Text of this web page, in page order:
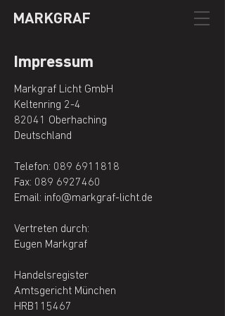
MARKGRAF
Impressum
Markgraf Licht GmbH
Keltenring 2-4
82041 Oberhaching
Deutschland
Telefon: 089 6911818
Fax: 089 6927460
Email: info@markgraf-licht.de
Vertreten durch:
Eugen Markgraf
Handelsregister
Amtsgericht München
HRB115467